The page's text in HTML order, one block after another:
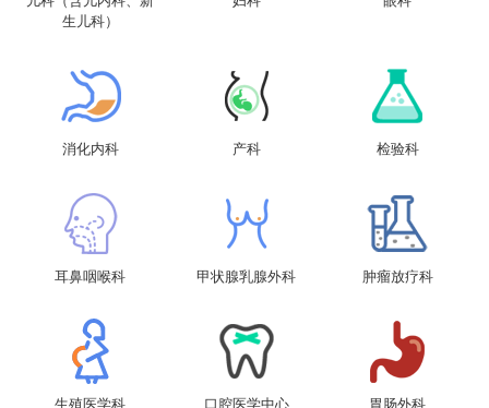
生儿科）
消化内科 产科 检验科
耳鼻咽喉科 甲状腺乳腺外科 肿瘤放疗科
生殖医学科 口腔医学中心 胃肠外科